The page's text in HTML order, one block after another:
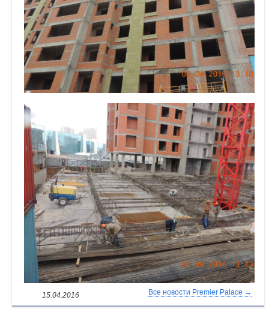
15.04.2016 Все новости Premier Palace →